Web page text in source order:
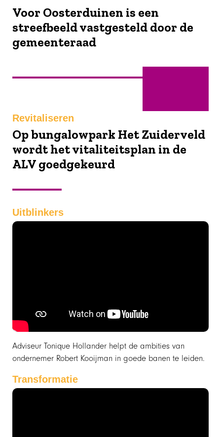
Voor Oosterduinen is een
streefbeeld vastgesteld door de
gemeenteraad
Revitaliseren
Op bungalowpark Het Zuiderveld
wordt het vitaliteitsplan in de
ALV goedgekeurd
Uitblinkers
Adviseur Tonique Hollander helpt de ambities van
ondernemer Robert Kooijman in goede banen te leiden.
Transformatie